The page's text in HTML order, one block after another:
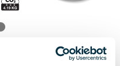
Black+Blum Stainless Steel
Dubbele Bento Box